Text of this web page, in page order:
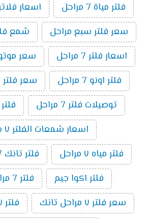
فلتر مياة 7 مراحل
اسعار فلاتر
سعر فلتر سبع مراحل
شمع فلتر
اسعار فلتر 7 مراحل
سعر موتور
فلتر اونو 7 مراحل
سعر فلتر 7 مراحل 2020
توصيلات فلتر 7 مراحل
فلتر
اسعار شمعات الفلتر ٧ مراحل
فلتر مياه ٧ مراحل
فلتر تانك 7 مراحل بي تك
فلتر اكوا جيم
فلتر 7 مراحل بخزان
سعر فلتر ٧ مراحل تانك
فلتر ٧ مراحل امريكى